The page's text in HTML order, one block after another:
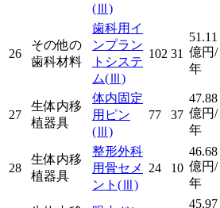
(Ⅲ)
26
その他の
歯科材料
歯科用イ
ンプラン
トシステ
ム(Ⅲ)
102 31
51.11
億円/
年
27
生体内移
植器具
体内固定
用ピン
(Ⅲ)
77 37
47.88
億円/
年
28
生体内移
植器具
整形外科
用骨セメ
ント (Ⅲ)
24 10
46.68
億円/
年
45.97